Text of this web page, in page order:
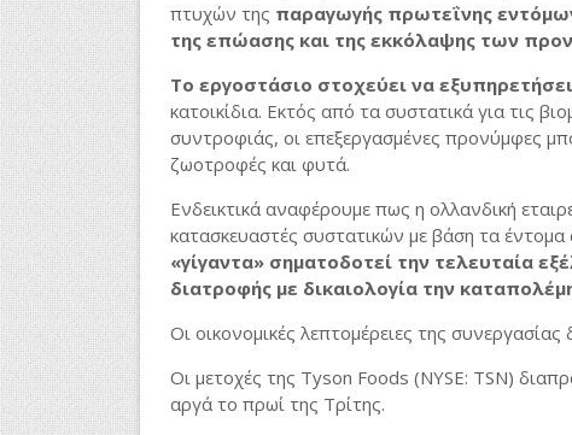
πτυχών της παραγωγής πρωτεΐνης
της επώασης και της εκκόλαψης των
Το εργοστάσιο στοχεύει να
κατοικίδια. Εκτός από τα συστατικά για τις
συντροφιάς, οι επεξεργασμένες προνύμφες
ζωοτροφές και φυτά.
Ενδεικτικά αναφέρουμε πως η ολλανδική
κατασκευαστές συστατικών με βάση τα έντομα
«γίγαντα» σηματοδοτεί την τελευταία
διατροφής με δικαιολογία την
Οι οικονομικές λεπτομέρειες της
Οι μετοχές της Tyson Foods (NYSE: TSN)
αργά το πρωί της Τρίτης.